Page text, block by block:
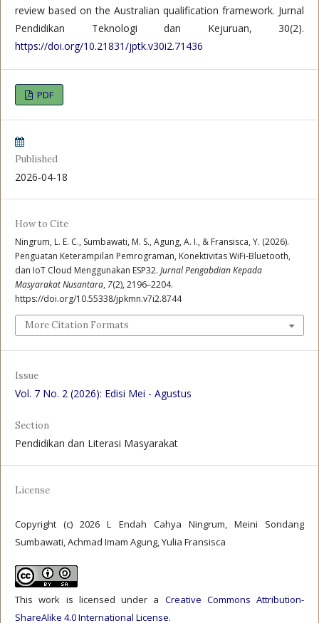
review based on the Australian qualification framework. Jurnal
Pendidikan Teknologi dan Kejuruan, 30(2).
https://doi.org/10.21831/jptk.v30i2.71436
PDF
Published
2026-04-18
How to Cite
Ningrum, L. E. C., Sumbawati, M. S., Agung, A. I., & Fransisca, Y. (2026).
Penguatan Keterampilan Pemrograman, Konektivitas WiFi-Bluetooth,
dan IoT Cloud Menggunakan ESP32. Jurnal Pengabdian Kepada
Masyarakat Nusantara, 7(2), 2196–2204.
https://doi.org/10.55338/jpkmn.v7i2.8744
More Citation Formats
Issue
Vol. 7 No. 2 (2026): Edisi Mei - Agustus
Section
Pendidikan dan Literasi Masyarakat
License
Copyright (c) 2026 L Endah Cahya Ningrum, Meini Sondang
Sumbawati, Achmad Imam Agung, Yulia Fransisca
This work is licensed under a Creative Commons Attribution-
ShareAlike 4.0 International License.